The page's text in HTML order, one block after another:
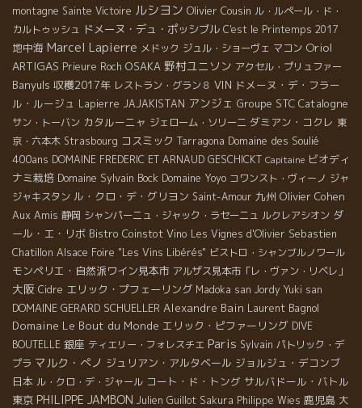
montagne Sainte Victoire ルシヨン Olivier Cousin ル・ルペール・ド・
カルトゥッシュ ドメーヌ・デュ・ポッシブル C'est le Printemps 2017
地中海 Marcel Lapierre メドック ジュル・ショーヴェ マコン Oriol
ARTIGAS Prieure Roch OSAKA 野村ユニソン アクセル・プリュファー
Banyuls 収穫2017年 レストラン・グラン８ VIN ドメーヌ・デ・フラー
ル・ルージュ Lapierre JAJAKISTAN アンジェ Groupe STC Catalogne
サン・トーバン カタルーニャ ジェローム・ソリーニ ダミアン・コクレ 東
京・六本木 Strasbourg コスミック Tarragona Domaine des Soulié
400ans DOMAINE FREDERIC ET ARNAUD GESCHICKT Capitaine ビオディ
ナミ栽培 Domaine Sylvain Bock Domaine Yoyo コワンスト・ヴィーノ ジャ
ジャキスタン ル・クロ・デ・グリヨン Saint-Amour 九州 Olivier Cohen
Aux Amis 静岡 シャンパーニュ・ジャック・ラセーニュ ルクレアシオン ダ
ール・エ・リボ Bistro Coinstot Vino Les Vignes d'Olivier Sebastien
Chatillon Alsace Foire "Les Vins Libérés" ビストロ・シャンブルノワール
モンペリエ・自然派ワイン見本市 アルザス見本市「レ・ヴァン・リベレ」
大阪 Cidre エリック・プフェーリング Madoka san Jordy Yuki san
DOMAINE GERARD SCHUELLER Alexandre Bain Laurent Bagnol
Domaine Le Bout du Monde エリック・ピファーリング DIVE
BOUTELLE 銀座 ティエリー・フォレスチエ Paris Sylvain パトリック・デ
プラ マルク・ぺノ ジュリアン・アルタベール ジョルジュ・デコンブ
日本 ル・クロ・デ・ジャール コート・ド・トング サルバドール・バトル
東京 PHILIPPE JAMBON Julien Guillot Sakura Philippe Wies 鹿児島 大